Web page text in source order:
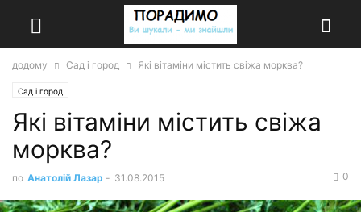
додому Сад і город Які вітаміни містить свіжа морква?
Сад і город
Які вітаміни містить свіжа
морква?
по Анатолій Лазар - 31.08.2015 0